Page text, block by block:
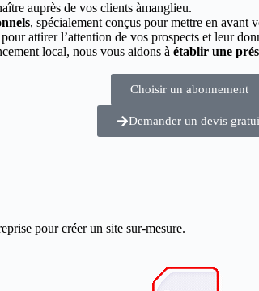
auprès de vos clients àmanglieu.
, spécialement conçus pour mettre en avant
attirer l’attention de vos prospects et leur
local, nous vous aidons à établir une
Choisir un abonnement
Demander un devis
pour créer un site sur-mesure.